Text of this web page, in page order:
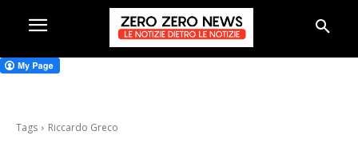
Tags Riccardo Greco